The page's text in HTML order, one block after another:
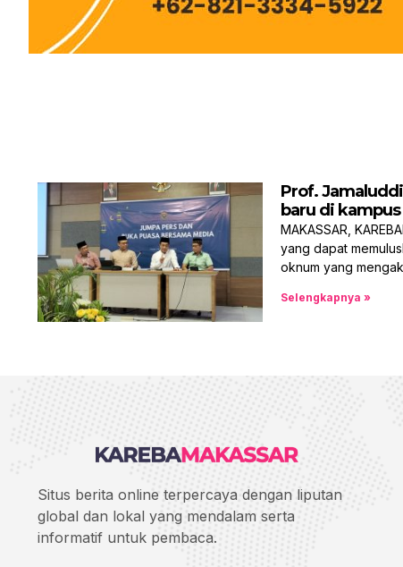
Prof.
baru di
MAKASSAR,
yang dapat
oknum yang
Selengkapnya »
Situs berita online terpercaya dengan liputan
global dan lokal yang mendalam serta
informatif untuk pembaca.